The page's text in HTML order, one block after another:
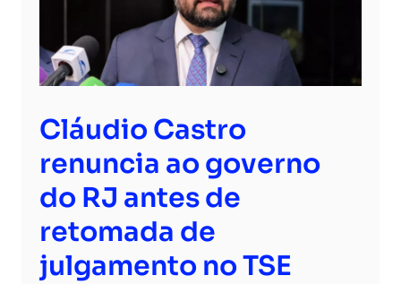
Cláudio Castro
renuncia ao governo
do RJ antes de
retomada de
julgamento no TSE